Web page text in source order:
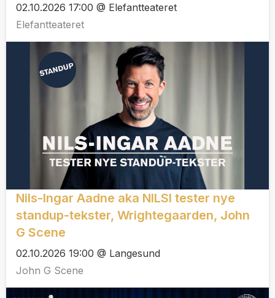
02.10.2026 17:00 @ Elefantteateret
Elefantteateret
Nils-Ingar Aadne aka NILSI tester nye
standup-tekster, Wrightegaarden, John
G Scene
02.10.2026 19:00 @ Langesund
John G Scene